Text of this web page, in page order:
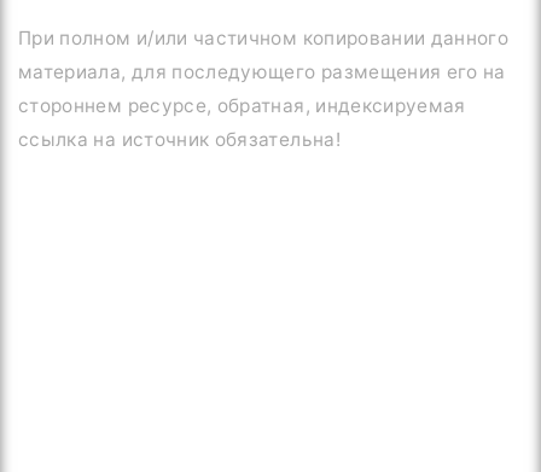
При полном и/или частичном копировании данного
материала, для последующего размещения его на
стороннем ресурсе, обратная, индексируемая
ссылка на источник обязательна!